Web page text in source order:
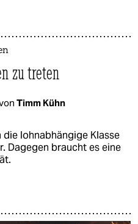
zu treten
Timm Kühn
lohnabhängige Klasse
Dagegen braucht es eine